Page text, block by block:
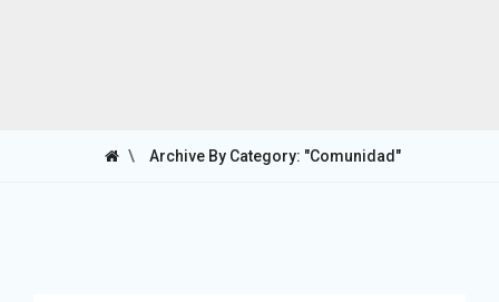
\ Archive By Category: "Comunidad"